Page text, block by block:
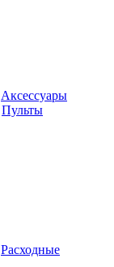
Аксессуары
Пульты
Расходные